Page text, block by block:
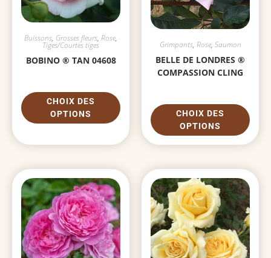
Buissons, Grosses fleurs, Rose,
Tiges/Courtes tiges
BOBINO ® TAN 04608
CHOIX DES
OPTIONS
Grimpants, Rose, Saumon
BELLE DE LONDRES ®
COMPASSION CLING
CHOIX DES
OPTIONS